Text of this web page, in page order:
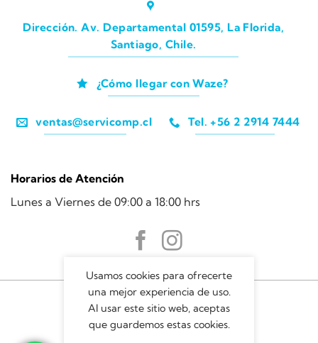
Dirección. Av. Departamental 01595, La Florida,
Santiago, Chile.
¿Cómo llegar con Waze?
ventas@servicomp.cl Tel. +56 2 2914 7444
Horarios de Atención
Lunes a Viernes de 09:00 a 18:00 hrs
Usamos cookies para ofrecerte
una mejor experiencia de uso.
Al usar este sitio web, aceptas
que guardemos estas cookies.